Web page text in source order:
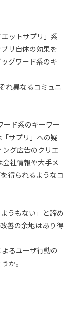
ットサプリ」系
リ自体の効果を
グワード系のキ
れ異なるコミュニ
ード系のキーワー
サプリ」への疑
グ広告のクリエ
社情報や大手メ
得られるようなコ
うもない」と諦め
善の余地はあり得
るユーザ行動の
か。